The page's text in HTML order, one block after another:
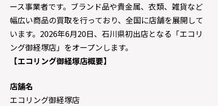
ース事業者です。ブランド品や貴金属、衣類、雑貨など
幅広い商品の買取を行っており、全国に店舗を展開して
います。2026年6月20日、石川県初出店となる「エコリ
ング御経塚店」をオープンします。
【エコリング御経塚店概要】
店舗名
エコリング御経塚店